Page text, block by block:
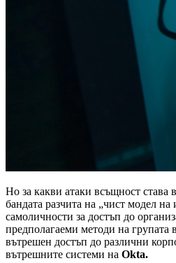
Но за какви атаки всъщност става
бандата разчита на „чист модел
самоличности за достъп до
предполагаеми методи на групата
вътрешен достъп до различни
вътрешните системи на Okta.